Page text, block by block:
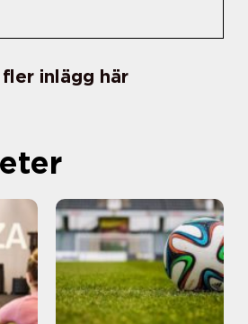
fler inlägg här